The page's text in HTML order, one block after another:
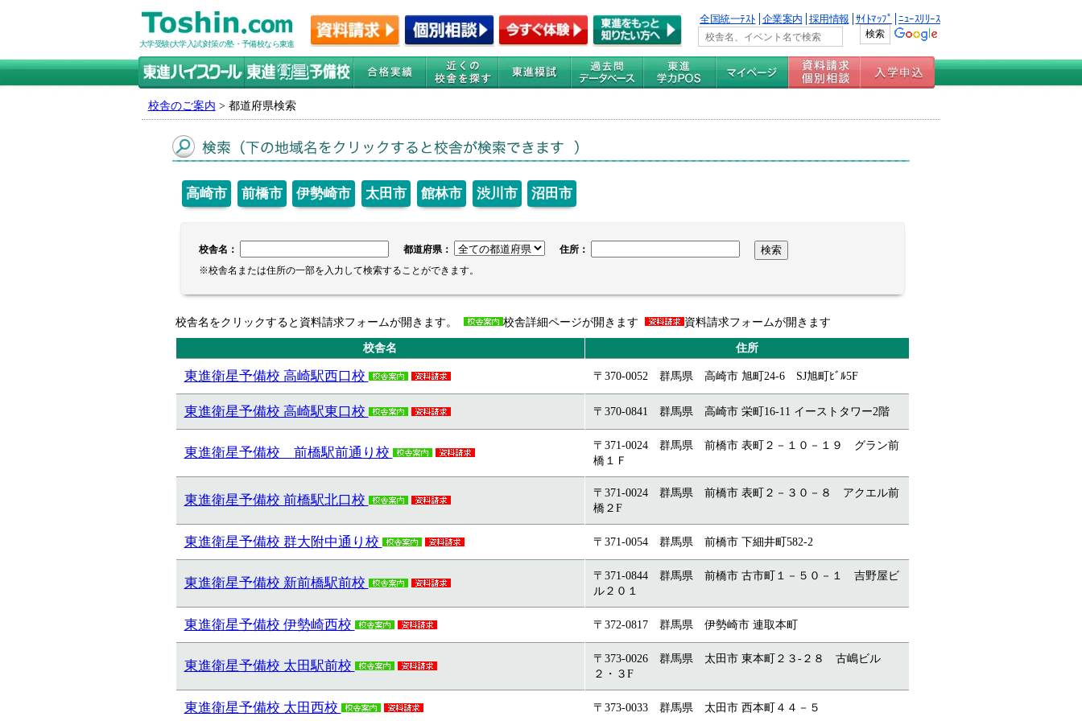
大学受験(大学入試)対策の塾・予備校なら東進
全国統一ﾃｽﾄ 企業案内 採用情報 ｻｲﾄﾏｯﾌﾟ ﾆｭｰｽﾘﾘｰｽ
校舎のご案内 > 都道府県検索
高崎市 前橋市 伊勢崎市 太田市 館林市 渋川市 沼田市
校舎名： 都道府県：
住所：
※校舎名または住所の一部を入力して検索することができます。
校舎名をクリックすると資料請求フォームが開きます。 校舎詳細ページが開きます
資料請求フォームが開きます
校舎名
住所
東進衛星予備校 高崎駅西口校 〒370-0052 群馬県 高崎市 旭町24-6 SJ旭町ﾋﾞﾙ5F
東進衛星予備校 高崎駅東口校 〒370-0841 群馬県 高崎市 栄町16-11 イーストタワー2階
東進衛星予備校 前橋駅前通り校
〒371-0024 群馬県 前橋市 表町２－１０－１９ グラン前
橋１Ｆ
東進衛星予備校 前橋駅北口校
〒371-0024 群馬県 前橋市 表町２－３０－８ アクエル前
橋２F
東進衛星予備校 群大附中通り校 〒371-0054 群馬県 前橋市 下細井町582-2
東進衛星予備校 新前橋駅前校
〒371-0844 群馬県 前橋市 古市町１－５０－１ 吉野屋ビ
ル２０１
東進衛星予備校 伊勢崎西校 〒372-0817 群馬県 伊勢崎市 連取本町
東進衛星予備校 太田駅前校
〒373-0026 群馬県 太田市 東本町２３-２８ 古嶋ビル
２・３F
東進衛星予備校 太田西校 〒373-0033 群馬県 太田市 西本町４４－５